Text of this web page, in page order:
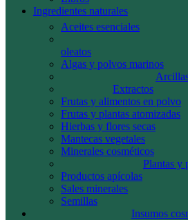
Ingredientes naturales
Aceites esenciales
oleatos
Algas y polvos marinos
Extractos
Frutas y alimentos en polvo
Frutas y plantas atomizadas
Hierbas y flores secas
Mantecas vegetales
Minerales cosméticos
Plantas y
Productos apícolas
Sales minerales
Semillas
Insumos